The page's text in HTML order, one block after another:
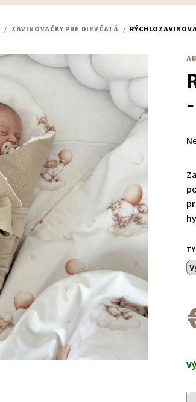
/ ZAVINOVAČKY PRE DIEVČATÁ /
0,0
z